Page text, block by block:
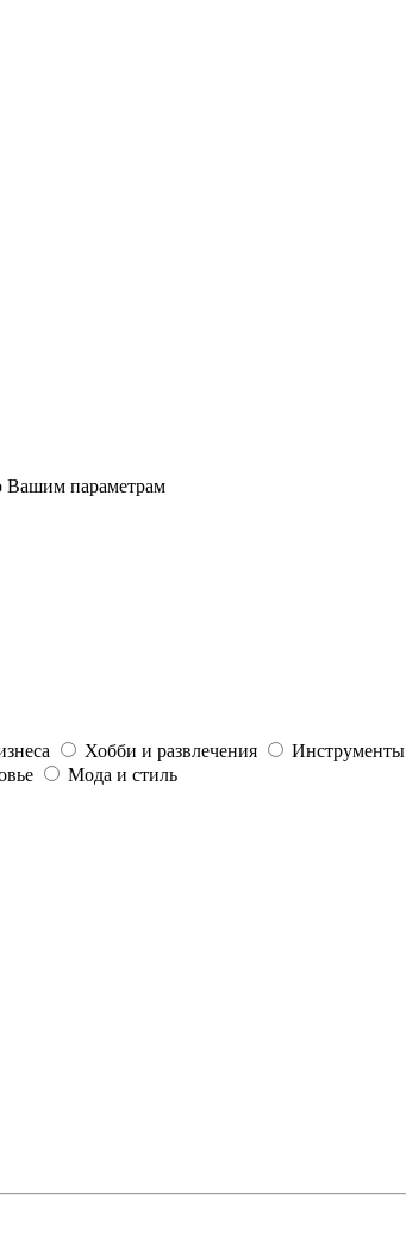
Вашим параметрам
Хобби и развлечения Инструменты
Мода и стиль